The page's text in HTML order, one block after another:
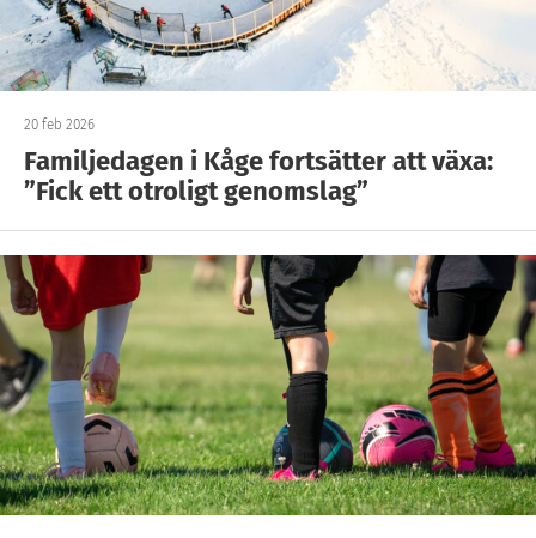
20 feb 2026
Familjedagen i Kåge fortsätter att växa:
”Fick ett otroligt genomslag”